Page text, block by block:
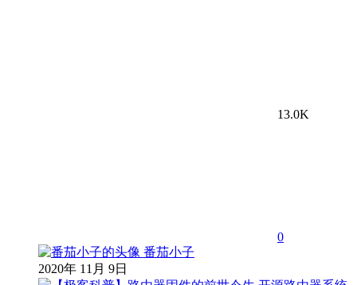
13.0K
0
番茄小子
2020年 11月 9日